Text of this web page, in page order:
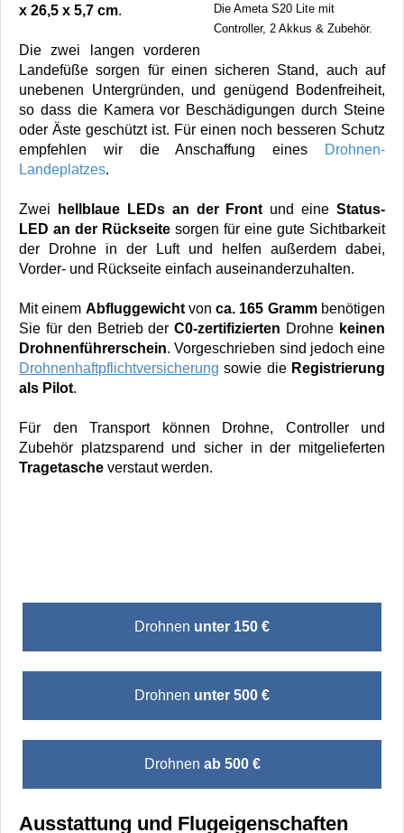
Die Ameta S20 Lite mit
Controller, 2 Akkus & Zubehör.
x 26,5 x 5,7 cm.
Die zwei langen vorderen
Landefüße sorgen für einen sicheren Stand, auch auf
unebenen Untergründen, und genügend Bodenfreiheit,
so dass die Kamera vor Beschädigungen durch Steine
oder Äste geschützt ist. Für einen noch besseren Schutz
empfehlen wir die Anschaffung eines
Drohnen-
Landeplatzes.
Zwei hellblaue LEDs an der Front und eine Status-
LED an der Rückseite sorgen für eine gute Sichtbarkeit
der Drohne in der Luft und helfen außerdem dabei,
Vorder- und Rückseite einfach auseinanderzuhalten.
Mit einem Abfluggewichtvonca. 165 Grammbenötigen
Sie für den Betrieb derC0-zertifizierten Drohne keinen
Drohnenführerschein. Vorgeschrieben sind jedoch eine
Drohnenhaftpflichtversicherung sowie die Registrierung
als Pilot.
Für den Transport können Drohne, Controller und
Zubehör platzsparend und sicher in der mitgelieferten
Tragetasche verstaut werden.
Drohnen unter 150 €
Drohnen unter 500 €
Drohnen ab 500 €
Ausstattung und Flugeigenschaften